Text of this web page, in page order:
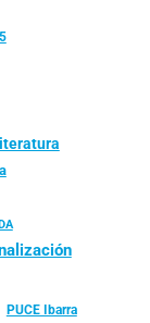
PUCE Ibarra